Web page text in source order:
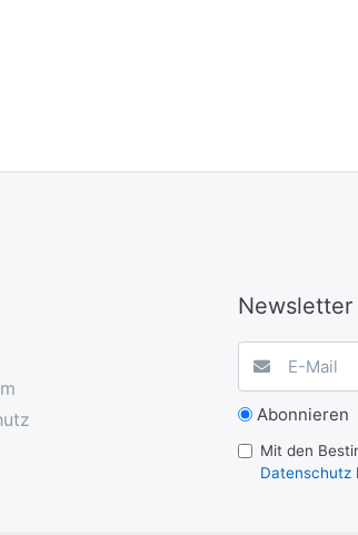
Abonnieren
Mit den
Datenschutz